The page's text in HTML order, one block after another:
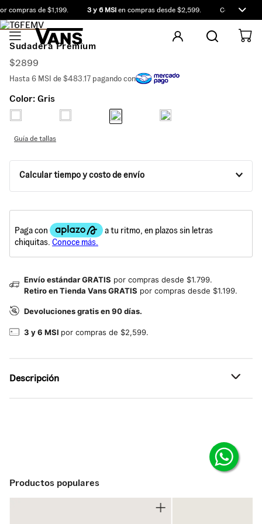
compras de $1,199. 3 y 6 MSIen compras desde $2,599. Compra
Sudadera Premium
$2899
Hasta 6 MSI de$483.17 pagando con
Color:Gris
Guía de tallas
Calcular tiempo y costo de envío
Envío estándar GRATIS por compras desde $1.799.
Retiro en Tienda Vans GRATIS por compras desde $1.199.
Devoluciones gratis en 90 días.
3 y 6 MSI por compras de $2,599.
Descripción
Esta sudadera premium combina calidez y estilo relajado
para tu día a día. Confeccionada en felpa gruesa, ofrece
una sensación de confort superior, mientras que su corte
holgado es ideal para los días de descanso o para capas
sobre otras prendas. El logo bordado tonal aporta un
toque sutil de marca, y el lavado de prenda le da ese
acabado desgastado y cómodo desde el primer uso. Con
Productos populares